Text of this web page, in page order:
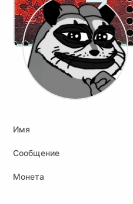
Имя
Сообщение
Монета